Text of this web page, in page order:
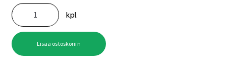
Kulmasuoja
Muovi
2.7M
25X25
määrä
kpl
Lisää ostoskoriin